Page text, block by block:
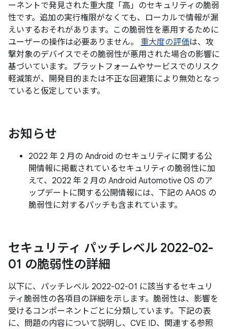
ーネントで発見された重大度「高」のセキュリティの脆弱
性です。追加の実行権限がなくても、ローカルで情報が漏
えいするおそれがあります。この脆弱性を悪用するために
ユーザーの操作は必要ありません。 重大度の評価は、攻
撃対象のデバイスでその脆弱性が悪用された場合の影響に
基づいています。プラットフォームやサービスでのリスク
軽減策が、開発目的または不正な回避策により無効となっ
ていると仮定しています。
お知らせ
2022 年 2 月の Android のセキュリティに関する公
開情報に掲載されているセキュリティの脆弱性に加
えて、2022 年 2 月の Android Automotive OS のア
ップデートに関する公開情報には、下記の AAOS の
脆弱性に対するパッチも含まれています。
セキュリティ パッチレベル 2022-02-
01 の脆弱性の詳細
以下に、パッチレベル 2022-02-01 に該当するセキュリ
ティ脆弱性の各項目の詳細を示します。脆弱性は、影響を
受けるコンポーネントごとに分類しています。下記の表
に、問題の内容について説明し、CVE ID、関連する参照